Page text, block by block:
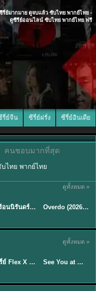
รี่ย์มากมาย ดูจบแล้ว ซับไทย พากย์ไทย -
ดูซีรีย์ออนไลน์ ซับไทย พากย์ไทย ฟรี
รี่ย์จีน ซีรี่ย์ฝรั่ง ซีรี่ย์อินเดีย
คนชอบมากที่สุด
ไทย พากย์ไทย
ดูทั้งหมด »
8.8 ฤดูร้อนนิรันดร์ (2026) Never-Ending Summer พากย์ไทย EP.1-29
ซับไทย
Overdo (2026) รักเกินแค้น พากย์ไทย ซับไทย EP1-33 (จบ)
ดูทั้งหมด »
8 EP.16
EP. 16 | TH
ดูซีรี่ย์ Flex X Cop คุณชายสายสืบ (2024) พากย์ไทย-ซับไทย EP.1-16 (จบ) ★9
ซับไทย | พากย์
Sub EP. 8 | TH
See You at Work Tomorrow! เจอกันที่ออฟฟิศพรุ่งนี้นะ พากย์ไทย